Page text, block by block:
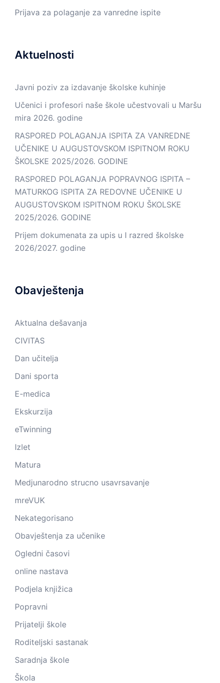
Prijava za polaganje za vanredne ispite
Aktuelnosti
Javni poziv za izdavanje školske kuhinje
Učenici i profesori naše škole učestvovali u Maršu
mira 2026. godine
RASPORED POLAGANJA ISPITA ZA VANREDNE
UČENIKE U AUGUSTOVSKOM ISPITNOM ROKU
ŠKOLSKE 2025/2026. GODINE
RASPORED POLAGANJA POPRAVNOG ISPITA –
MATURKOG ISPITA ZA REDOVNE UČENIKE U
AUGUSTOVSKOM ISPITNOM ROKU ŠKOLSKE
2025/2026. GODINE
Prijem dokumenata za upis u I razred školske
2026/2027. godine
Obavještenja
Aktualna dešavanja
CIVITAS
Dan učitelja
Dani sporta
E-medica
Ekskurzija
eTwinning
Izlet
Matura
Medjunarodno strucno usavrsavanje
mreVUK
Nekategorisano
Obavještenja za učenike
Ogledni časovi
online nastava
Podjela knjižica
Popravni
Prijatelji škole
Roditeljski sastanak
Saradnja škole
Škola